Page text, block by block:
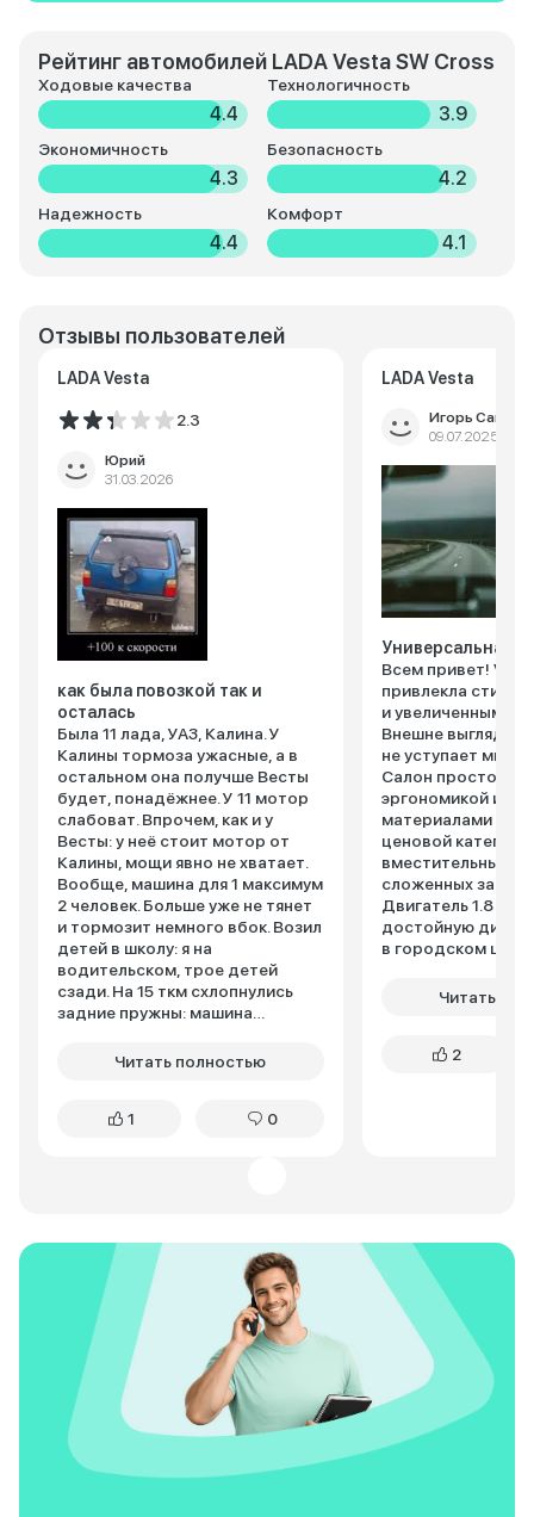
Рейтинг автомобилей LADA Vesta SW Cross
Ходовые качества
4.4
Технологичность
3.9
Экономичность
4.3
Безопасность
4.2
Надежность
4.4
Комфорт
4.1
Отзывы пользователей
LADA Vesta
2.3
Юрий
31.03.2026
как была повозкой так и
осталась
Была 11 лада, УАЗ, Калина. У
Калины тормоза ужасные, а в
остальном она получше Весты
будет, понадёжнее. У 11 мотор
слабоват. Впрочем, как и у
Весты: у неё стоит мотор от
Калины, мощи явно не хватает.
Вообще, машина для 1 максимум
2 человек. Больше уже не тянет
и тормозит немного вбок. Возил
детей в школу: я на
водительском, трое детей
сзади. На 15 ткм схлопнулись
задние пружны: машина
отбойник. Заменил, поделился в
пружины от Рено и горя не
ходом раздаётся дикий вой,
народ называет "крик
беременной касатки". Это
конструктивный дефект, не
лечится. На 20 ткм полетели
тормозные колодки и диски,
замена за свои деньги. На
УАЗике легко ездил по 800 км,
без проблем. Тут же сидишь
буквой ЗЮ и уже через 200 км
спина начинает болеть.
Читать полностью
1 0
LADA Vesta
Игорь
09.07.2025
Универсальная
Всем привет!
привлекла
и увеличенным
Внешне выглядит
не уступает
Салон
эргономикой и
материалами для
ценовой
вместительный,
сложенных
Двигатель 1.8
достойную
в городском
неровности
чувствовать
Читать
2